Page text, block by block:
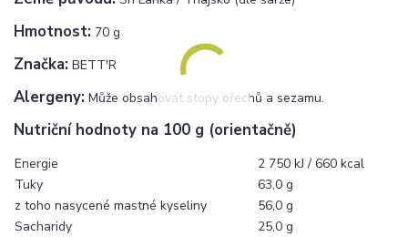
Hmotnost: 70 g
Značka: BETT'R
Alergeny: Může obsahovat stopy ořechů a sezamu.
Nutriční hodnoty na 100 g (orientačně)
Energie
2 750 kJ / 660 kcal
Tuky
63,0 g
z toho nasycené mastné kyseliny
56,0 g
Sacharidy
25,0 g